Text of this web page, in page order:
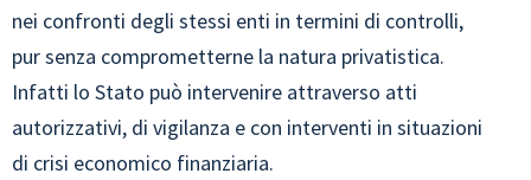
nei confronti degli stessi enti in termini di controlli,
pur senza comprometterne la natura privatistica.
Infatti lo Stato può intervenire attraverso atti
autorizzativi, di vigilanza e con interventi in situazioni
di crisi economico finanziaria.